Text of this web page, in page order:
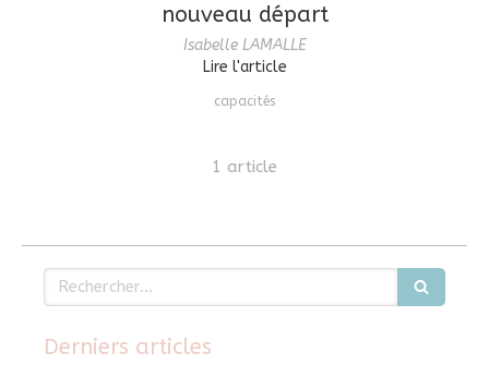
nouveau départ
Isabelle LAMALLE
Lire l'article
capacités
1 article
Rechercher
Derniers articles